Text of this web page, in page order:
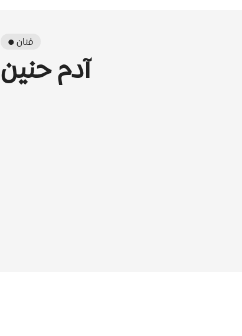
● فنان
آدم حنين